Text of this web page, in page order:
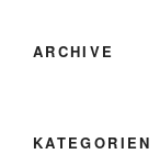
ARCHIVE
KATEGORIEN